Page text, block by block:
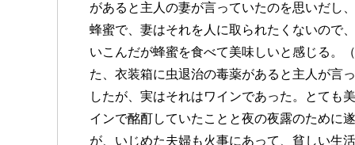
があると主人の妻が言っていたのを思いだし
蜂蜜で、妻はそれを人に取られたくないので
いこんだが蜂蜜を食べて美味しいと感じる。
た、衣装箱に虫退治の毒薬があると主人が言
したが、実はそれはワインであった。とても
インで酩酊していたことと夜の夜露のために
が、いじめた夫婦も火事にあって、貧しい生